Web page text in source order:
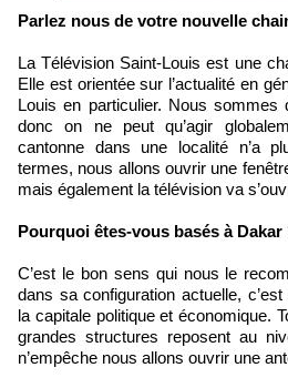
Parlez nous de votre nouvelle
La Télévision Saint-Louis est une
Elle est orientée sur l’actualité en
Louis en particulier. Nous sommes
donc on ne peut qu’agir
cantonne dans une localité n’a
termes, nous allons ouvrir une
mais également la télévision va
Pourquoi êtes-vous basés à Dakar
C’est le bon sens qui nous le
dans sa configuration actuelle,
la capitale politique et économique.
grandes structures reposent au
n’empêche nous allons ouvrir une